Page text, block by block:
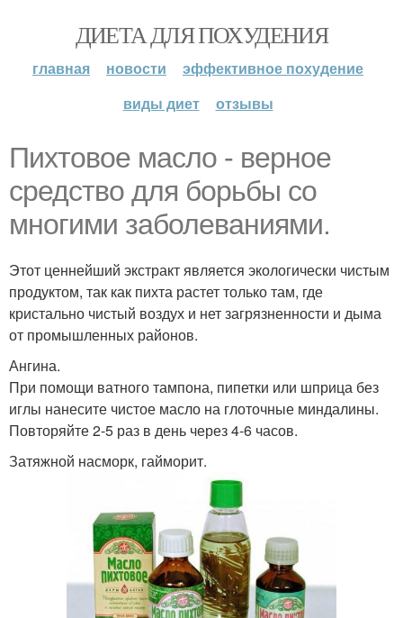
ДИЕТА ДЛЯ ПОХУДЕНИЯ
главная новости
эффективное похудение
виды диет
отзывы
Пихтовое масло - верное
средство для борьбы со
многими заболеваниями.
Этот ценнейший экстракт является экологически чистым
продуктом, так как пихта растет только там, где
кристально чистый воздух и нет загрязненности и дыма
от промышленных районов.
Ангина.
При помощи ватного тампона, пипетки или шприца без
иглы нанесите чистое масло на глоточные миндалины.
Повторяйте 2-5 раз в день через 4-6 часов.
Затяжной насморк, гайморит.